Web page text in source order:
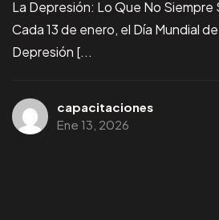
La Depresión: Lo Que No Siempre
Cada 13 de enero, el Día Mundial
Depresión [...
capacitaciones
Ene 13, 2026